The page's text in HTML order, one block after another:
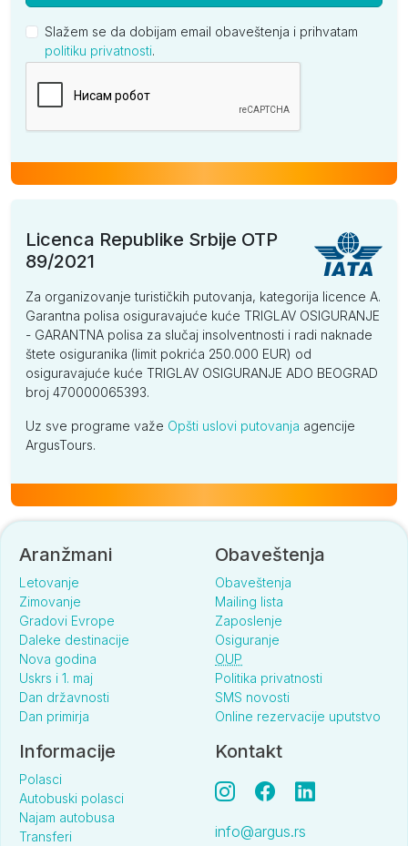
Slažem se da dobijam email obaveštenja i prihvatam
politiku privatnosti.
Licenca Republike Srbije OTP
89/2021
Za organizovanje turističkih putovanja, kategorija licence A.
Garantna polisa osiguravajuće kuće TRIGLAV OSIGURANJE
- GARANTNA polisa za slučaj insolventnosti i radi naknade
štete osiguranika (limit pokrića 250.000 EUR) od
osiguravajuće kuće TRIGLAV OSIGURANJE ADO BEOGRAD
broj 470000065393.
Uz sve programe važe Opšti uslovi putovanja agencije
ArgusTours.
Aranžmani
Letovanje
Zimovanje
Gradovi Evrope
Daleke destinacije
Nova godina
Uskrs i 1. maj
Dan državnosti
Dan primirja
Obaveštenja
Obaveštenja
Mailing lista
Zaposlenje
Osiguranje
OUP
Politika privatnosti
SMS novosti
Online rezervacije uputstvo
Informacije
Polasci
Autobuski polasci
Najam autobusa
Transferi
Kontakt
info@argus.rs